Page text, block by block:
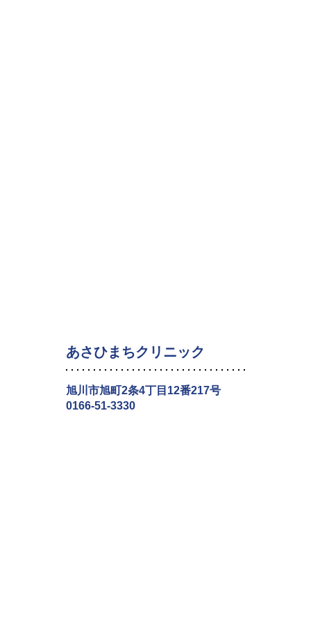
あさひまちクリニック
旭川市旭町2条4丁目12番217号
0166-51-3330